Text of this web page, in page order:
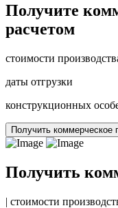
Получите
расчетом
стоимости
даты отгрузки
конструкционных
Получить коммерческое
Получить
| стоимости